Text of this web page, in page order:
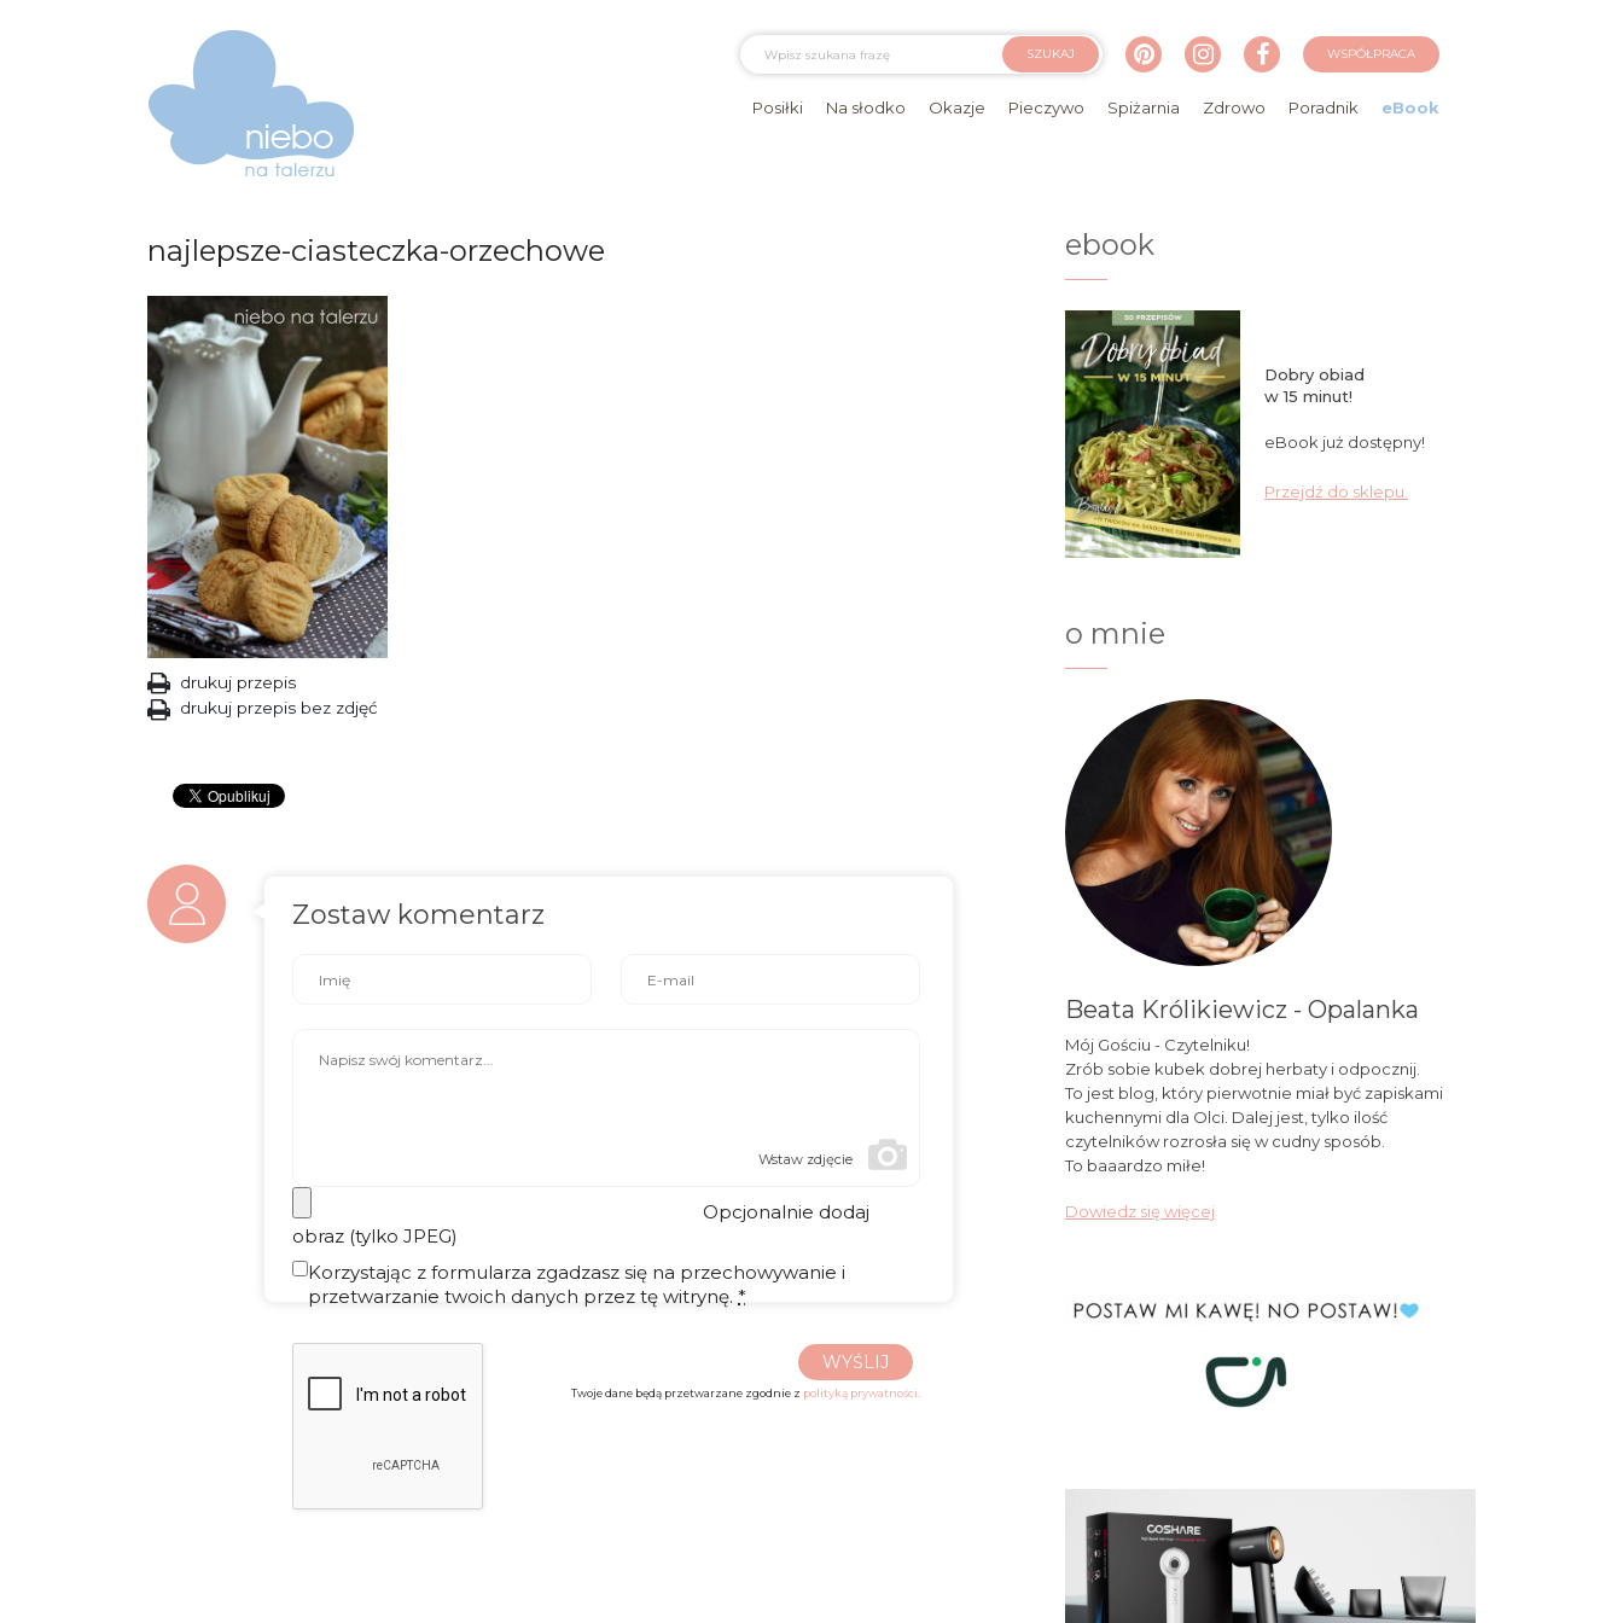
SZUKAJ WSPÓŁPRACA
Posiłki Na słodko Okazje Pieczywo Spiżarnia Zdrowo Poradnik eBook
najlepsze-ciasteczka-orzechowe
drukuj przepis
drukuj przepis bez zdjęć
Zostaw komentarz
Wstaw zdjęcie
Opcjonalnie dodaj
obraz (tylko JPEG)
Korzystając z formularza zgadzasz się na przechowywanie i
przetwarzanie twoich danych przez tę witrynę. *
WYŚLIJ
Twoje dane będą przetwarzane zgodnie z polityką prywatności.
ebook
Dobry obiad
w 15 minut!
eBook już dostępny!
Przejdź do sklepu.
o mnie
Beata Królikiewicz - Opalanka
Mój Gościu - Czytelniku!
Zrób sobie kubek dobrej herbaty i odpocznij.
To jest blog, który pierwotnie miał być zapiskami
kuchennymi dla Olci. Dalej jest, tylko ilość
czytelników rozrosła się w cudny sposób.
To baaardzo miłe!
Dowiedz się więcej